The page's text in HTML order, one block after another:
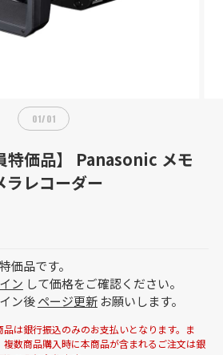
01/01
特価品】 Panasonic メモ
ラレコーダー
価品です。
ン して価格をご確認ください。
ン後ページ更新お願いします。
は銀行振込のみのお支払いとなります。ま
複数商品購入時に本商品が含まれるご注文は銀